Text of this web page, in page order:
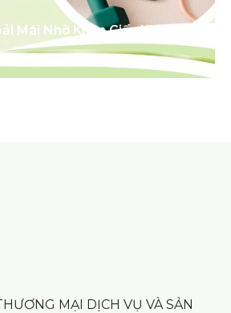
Mái Nhờ Khăn Giấy Khi Chơi
MẠI DỊCH VỤ VÀ SẢN